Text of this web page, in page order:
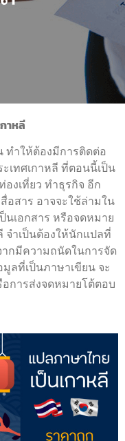
าหลี
ทำให้ต้องมีการติดต่อ
เทศเกาหลี ที่ตอนนี้เป็น
งเที่ยว ทำธุรกิจ อีก
อสาร อาจจะใช้ล่ามใน
นเอกสาร หรือจดหมาย
จำเป็นต้องให้นักแปลที่
ากมีความถนัดในการจัด
มูลที่เป็นภาษาเขียน จะ
การส่งจดหมายโต้ตอบ